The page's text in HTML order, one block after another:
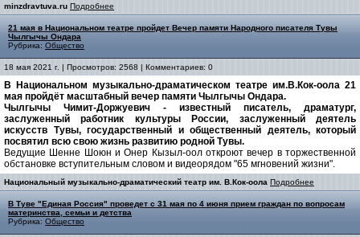
minzdravtuva.ru Подробнее
21 мая в Национальном театре пройдет Вечер памяти Народного писателя Тувы
Чылгычы Ондара
Рубрика: Общество
18 мая 2021 г. | Просмотров: 2568 | Комментариев: 0
В Национальном музыкально-драматическом театре им.В.Кок-оола 21
мая пройдёт масштабный вечер памяти Чылгычы Ондара.
Чылгычы Чимит-Доржуевич - известный писатель, драматург,
заслуженный работник культуры России, заслуженный деятель
искусств Тувы, государственный и общественный деятель, который
посвятил всю свою жизнь развитию родной Тувы.
Ведущие Шенне Шоюн и Онер Кызыл-оол откроют вечер в торжественной
обстановке вступительным словом и видеорядом "65 мгновений жизни".
Национальный музыкально-драматический театр им. В.Кок-оола Подробнее
В Туве "Единая Россия" проведет с 31 мая по 4 июня прием граждан по вопросам
материнства, семьи и детства
Рубрика: Общество